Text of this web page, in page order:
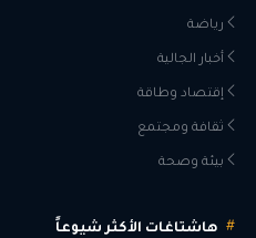
رياضة
أخبار الجالية
إقتصاد وطاقة
ثقافة ومجتمع
بيئة وصحة
هاشتاغات الأكثر شيوعاً